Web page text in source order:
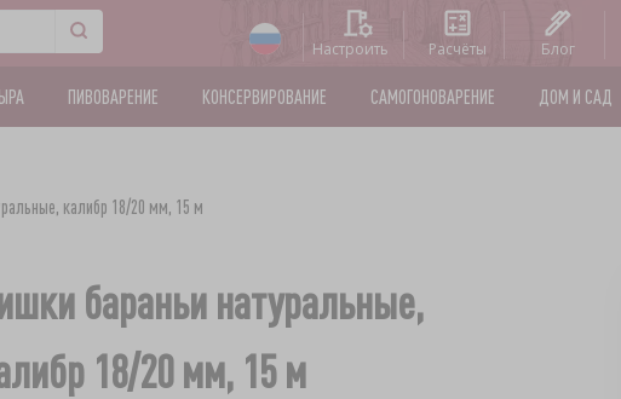
Настроить Расчёты Блог
ПИВОВАРЕНИЕ КОНСЕРВИРОВАНИЕ САМОГОНОВАРЕНИЕ ДОМ И САД
калибр 18/20 мм, 15 м
бараньи натуральные,
18/20 мм, 15 м